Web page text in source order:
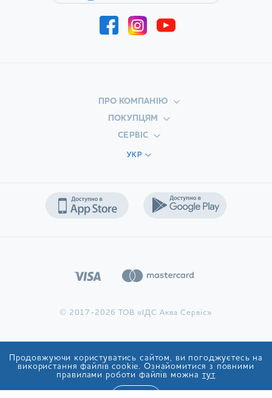
ПРО КОМПАНІЮ
ПОКУПЦЯМ
СЕРВІС
УКР
© 2017-2026 ТОВ «ІДС Аква Сервіс»
Продовжуючи користуватись сайтом, ви погоджуєтесь на
використання файлів cookie. Ознайомитися з повними
правилами роботи файлів можна тут